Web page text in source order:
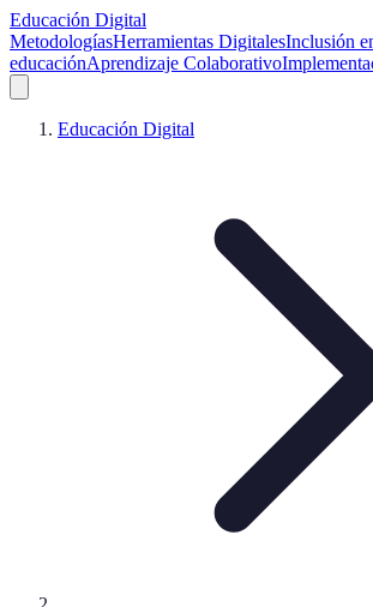
Educación Digital
MetodologíasHerramientas DigitalesInclusión
educaciónAprendizaje Colaborativo
Educación Digital